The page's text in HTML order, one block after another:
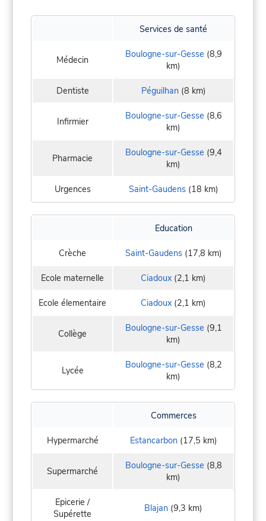
Services de santé
Médecin Boulogne-sur-Gesse (8,9
km)
Dentiste Péguilhan(8 km)
Infirmier Boulogne-sur-Gesse (8,6
km)
Pharmacie Boulogne-sur-Gesse (9,4
km)
Urgences Saint-Gaudens(18 km)
Education
Crèche Saint-Gaudens(17,8 km)
Ecole maternelle Ciadoux (2,1 km)
Ecole élementaire Ciadoux (2,1 km)
Collège Boulogne-sur-Gesse (9,1
km)
Lycée Boulogne-sur-Gesse (8,2
km)
Commerces
Hypermarché Estancarbon(17,5 km)
Supermarché Boulogne-sur-Gesse (8,8
km)
Epicerie /
Supérette
Blajan (9,3 km)